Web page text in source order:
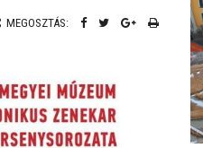
MEGOSZTÁS: